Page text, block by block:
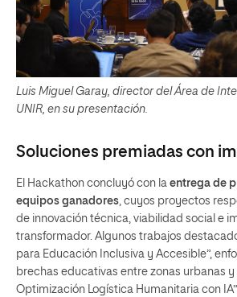
Luis Miguel Garay, director del Área de
UNIR, en su presentación.
Soluciones premiadas con
El Hackathon concluyó con la entrega de
equipos ganadores, cuyos proyectos
de innovación técnica, viabilidad social e
transformador. Algunos trabajos
para Educación Inclusiva y Accesible”,
brechas educativas entre zonas urbanas y
Optimización Logística Humanitaria con